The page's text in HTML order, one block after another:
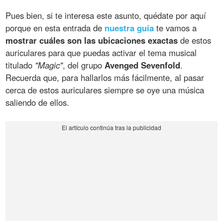
Pues bien, si te interesa este asunto, quédate por aquí
porque en esta entrada de nuestra guía te vamos a
mostrar cuáles son las ubicaciones exactas de estos
auriculares para que puedas activar el tema musical
titulado "Magic", del grupoAvenged Sevenfold.
Recuerda que, para hallarlos más fácilmente, al pasar
cerca de estos auriculares siempre se oye una música
saliendo de ellos.